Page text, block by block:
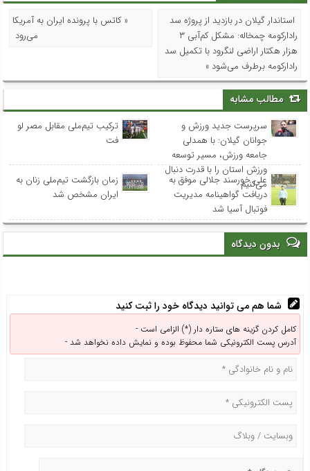
استاندار گیلان در بازدید از پروژه سد
رادارکومه چمخاله: مشکل کم‌آبی ۳
هزار هکتار اراضی لنگرود با تکمیل سد
رادارکومه برطرف می‌شود »
« کاتس با پرونده ایران به آمریکا
می‌رود
مطالب مشابه
سرپرست جدید ورزش و
جوانان گیلان: با همدلی
جامعه ورزش، مسیر توسعه
ورزش استان را با قدرت دنبال
می‌کنیم
ترکیب تیم‌ملی مقابل مصر لو
فت
علی خورسند جلالی موفق به
دریافت گواهینامه مدیریت
فوتبال آسیا شد
زمان بازگشت تیم‌ملی زنان به
ایران مشخص شد
بدون دیدگاه
شما هم می توانید دیدگاه خود را ثبت کنید
کامل کردن گزینه های ستاره دار (*) الزامی است -
آدرس پست الکترونیکی شما محفوظ بوده و نمایش داده نخواهد شد -